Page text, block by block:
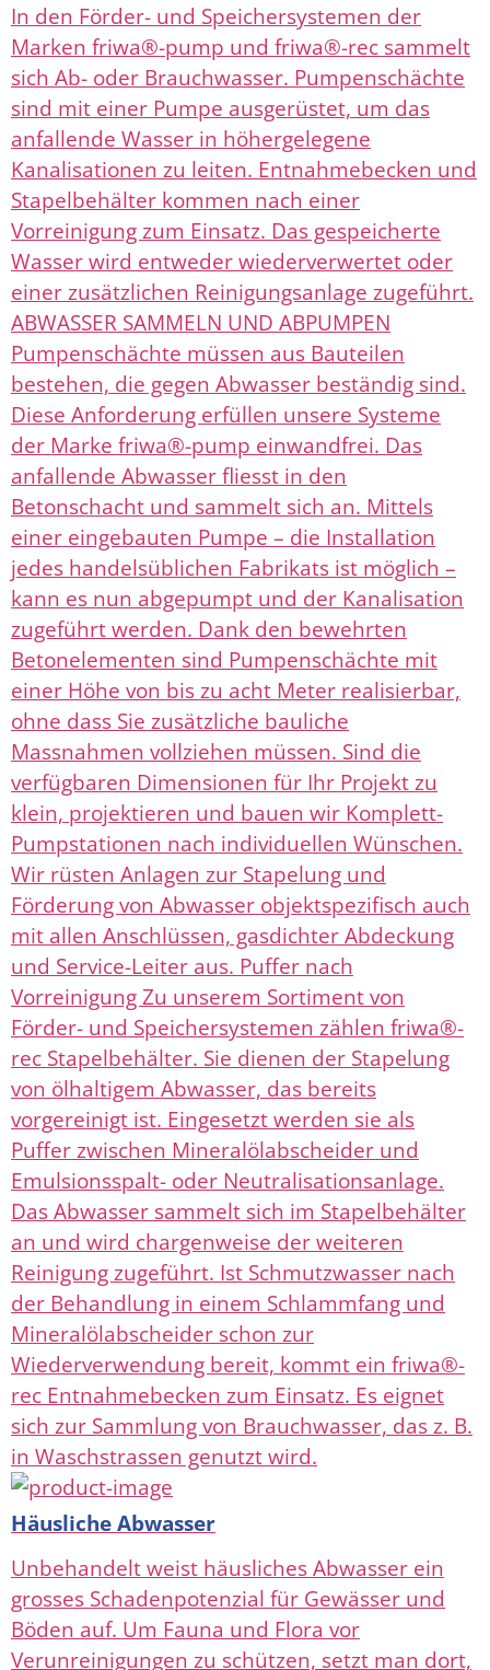
In den Förder- und Speichersystemen der
Marken friwa®-pump und friwa®-rec sammelt
sich Ab- oder Brauchwasser. Pumpenschächte
sind mit einer Pumpe ausgerüstet, um das
anfallende Wasser in höhergelegene
Kanalisationen zu leiten. Entnahmebecken und
Stapelbehälter kommen nach einer
Vorreinigung zum Einsatz. Das gespeicherte
Wasser wird entweder wiederverwertet oder
einer zusätzlichen Reinigungsanlage zugeführt.
ABWASSER SAMMELN UND ABPUMPEN
Pumpenschächte müssen aus Bauteilen
bestehen, die gegen Abwasser beständig sind.
Diese Anforderung erfüllen unsere Systeme
der Marke friwa®-pump einwandfrei. Das
anfallende Abwasser fliesst in den
Betonschacht und sammelt sich an. Mittels
einer eingebauten Pumpe – die Installation
jedes handelsüblichen Fabrikats ist möglich –
kann es nun abgepumpt und der Kanalisation
zugeführt werden. Dank den bewehrten
Betonelementen sind Pumpenschächte mit
einer Höhe von bis zu acht Meter realisierbar,
ohne dass Sie zusätzliche bauliche
Massnahmen vollziehen müssen. Sind die
verfügbaren Dimensionen für Ihr Projekt zu
klein, projektieren und bauen wir Komplett-
Pumpstationen nach individuellen Wünschen.
Wir rüsten Anlagen zur Stapelung und
Förderung von Abwasser objektspezifisch auch
mit allen Anschlüssen, gasdichter Abdeckung
und Service-Leiter aus. Puffer nach
Vorreinigung Zu unserem Sortiment von
Förder- und Speichersystemen zählen friwa®-
rec Stapelbehälter. Sie dienen der Stapelung
von ölhaltigem Abwasser, das bereits
vorgereinigt ist. Eingesetzt werden sie als
Puffer zwischen Mineralölabscheider und
Emulsionsspalt- oder Neutralisationsanlage.
Das Abwasser sammelt sich im Stapelbehälter
an und wird chargenweise der weiteren
Reinigung zugeführt. Ist Schmutzwasser nach
der Behandlung in einem Schlammfang und
Mineralölabscheider schon zur
Wiederverwendung bereit, kommt ein friwa®-
rec Entnahmebecken zum Einsatz. Es eignet
sich zur Sammlung von Brauchwasser, das z. B.
in Waschstrassen genutzt wird.
Häusliche Abwasser
Unbehandelt weist häusliches Abwasser ein
grosses Schadenpotenzial für Gewässer und
Böden auf. Um Fauna und Flora vor
Verunreinigungen zu schützen, setzt man dort,